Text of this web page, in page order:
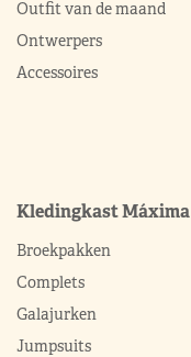
Outfit van de maand
Ontwerpers
Accessoires
Kledingkast Máxima
Broekpakken
Complets
Galajurken
Jumpsuits